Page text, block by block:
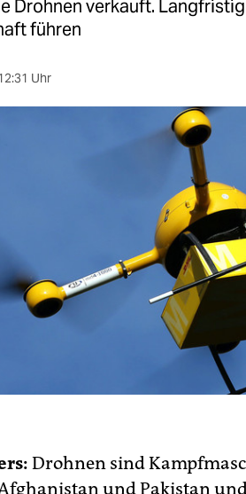
Drohnen verkauft.
führen
Uhr
Drohnen sind
und Pakistan